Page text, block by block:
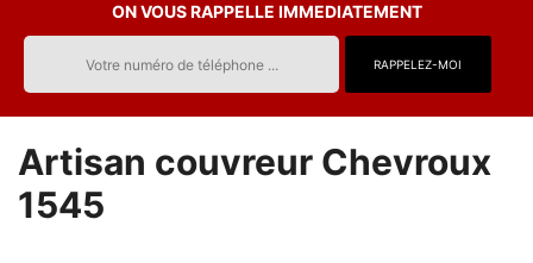
ON VOUS RAPPELLE IMMEDIATEMENT
Artisan couvreur Chevroux
1545